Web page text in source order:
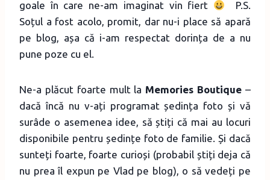
goale în care ne-am imaginat vin fiert
P.S.
Soțul a fost acolo, promit, dar nu-i place să apară
pe blog, așa că i-am respectat dorința de a nu
pune poze cu el.
Ne-a plăcut foarte mult la Memories Boutique –
dacă încă nu v-ați programat ședința foto și vă
surâde o asemenea idee, să știți că mai au locuri
disponibile pentru ședințe foto de familie. Și dacă
sunteți foarte, foarte curioși (probabil știți deja că
nu prea îl expun pe Vlad pe blog), o să vedeți pe